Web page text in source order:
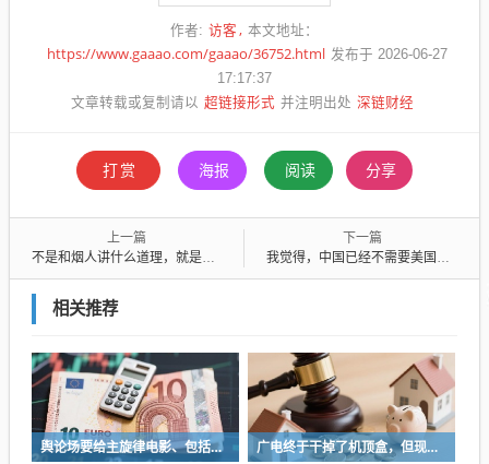
作者: 访客 本文地址：
https://www.gaaao.com/gaaao/36752.html 发布于 2026-06-27
17:17:37
文章转载或复制请以 超链接形式 并注明出处 深链财经
打赏 海报 阅读 分享
上一篇
不是和烟人讲什么道理，就是想告诉烟人，你越嘚瑟，被镇压的越快
下一篇
我觉得，中国已经不需要美国早死
相关推荐
舆论场要给主旋律电影、包括所有影视和艺术创作多一些发挥空间 广电终于干掉了机顶盒，但现在没多少人看电视了…